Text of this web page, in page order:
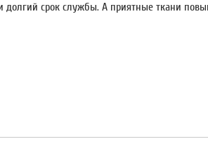
долгий срок службы. А приятные ткани